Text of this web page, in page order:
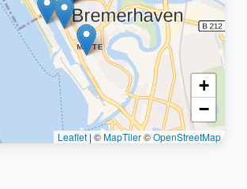
+
−
Leaflet | ©MapTiler©OpenStreetMap